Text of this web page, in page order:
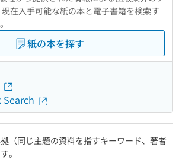
在入手可能な紙の本と電子書籍を検索す
紙の本を探す
（同じ主題の資料を指すキーワード、著者
。